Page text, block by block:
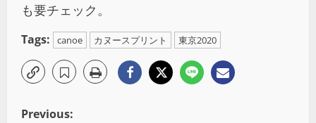
も要チェック。
Tags: canoe カヌースプリント 東京2020
Previous: